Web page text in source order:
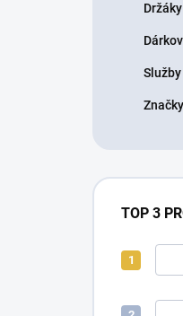
Držáky
Služby
Značky
TOP 3